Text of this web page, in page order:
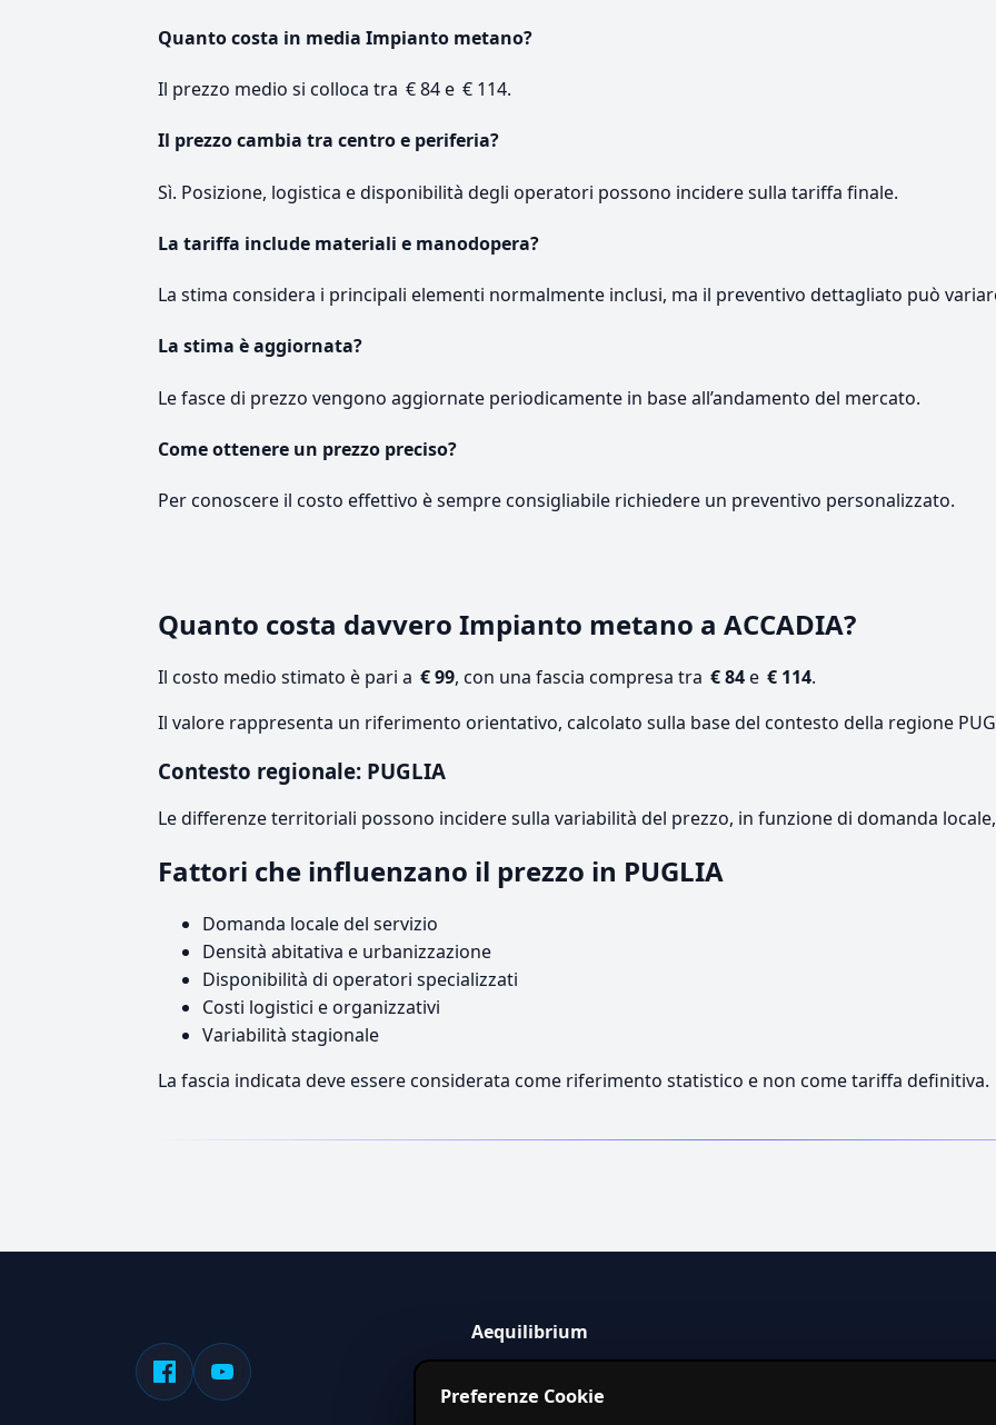
Quanto costa in media Impianto metano?
Il prezzo medio si colloca tra € 84 e € 114.
Il prezzo cambia tra centro e periferia?
Sì. Posizione, logistica e disponibilità degli operatori possono incidere sulla tariffa finale.
La tariffa include materiali e manodopera?
La stima considera i principali elementi normalmente inclusi, ma il preventivo dettagliato può
La stima è aggiornata?
Le fasce di prezzo vengono aggiornate periodicamente in base all’andamento del mercato.
Come ottenere un prezzo preciso?
Per conoscere il costo effettivo è sempre consigliabile richiedere un preventivo personalizzato.
Quanto costa davvero Impianto metano a ACCADIA?
Il costo medio stimato è pari a € 99, con una fascia compresa tra € 84e € 114.
Il valore rappresenta un riferimento orientativo, calcolato sulla base del contesto della regione
Contesto regionale: PUGLIA
Le differenze territoriali possono incidere sulla variabilità del prezzo, in funzione di domanda
Fattori che influenzano il prezzo in PUGLIA
Domanda locale del servizio
Densità abitativa e urbanizzazione
Disponibilità di operatori specializzati
Costi logistici e organizzativi
Variabilità stagionale
La fascia indicata deve essere considerata come riferimento statistico e non come tariffa definitiva.
Aequilibrium
servizi in Italia.
Preferenze Cookie